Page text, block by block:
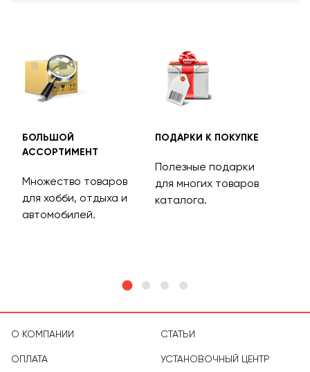
БОЛЬШОЙ
АССОРТИМЕНТ
Множество товаров
для хобби, отдыха и
автомобилей.
ПОДАРКИ К ПОКУПКЕ
Полезные подарки
для многих товаров
каталога.
О КОМПАНИИ
ОПЛАТА
СТАТЬИ
УСТАНОВОЧНЫЙ ЦЕНТР